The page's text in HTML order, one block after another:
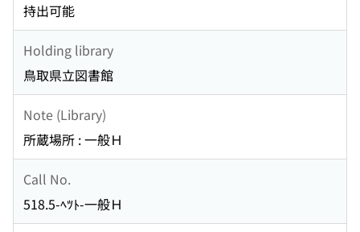
持出可能
Holding library
鳥取県立図書館
Note (Library)
所蔵場所 : 一般Ｈ
Call No.
518.5-ﾍﾂﾄ-一般Ｈ